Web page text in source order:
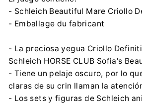
- Schleich Beautiful Mare Criollo
- Emballage du fabricant
- La preciosa yegua Criollo
Schleich HORSE CLUB Sofia's
- Tiene un pelaje oscuro, por lo
claras de su crin llaman la
- Los sets y figuras de Schleich